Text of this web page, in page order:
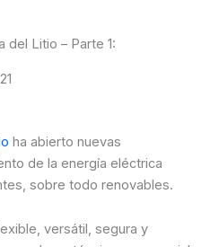
del Litio – Parte 1:
ha abierto nuevas
de la energía eléctrica
sobre todo renovables.
versátil, segura y